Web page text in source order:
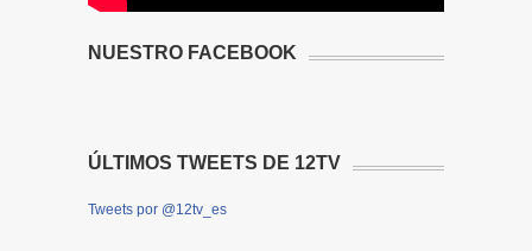
NUESTRO FACEBOOK
ÚLTIMOS TWEETS DE 12TV
Tweets por @12tv_es